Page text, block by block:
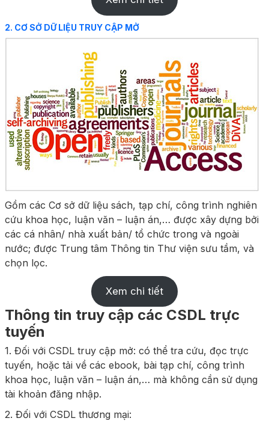
2. CƠ SỞ DỮ LIỆU TRUY CẬP MỞ
Gồm các Cơ sở dữ liệu sách, tạp chí, công trình nghiên
cứu khoa học, luận văn – luận án,… được xây dựng bởi
các cá nhân/ nhà xuất bản/ tổ chức trong và ngoài
nước; được Trung tâm Thông tin Thư viện sưu tầm, và
chọn lọc.
Xem chi tiết
Thông tin truy cập các CSDL trực
tuyến
1. Đối với CSDL truy cập mở: có thể tra cứu, đọc trực
tuyến, hoặc tải về các ebook, bài tạp chí, công trình
khoa học, luận văn – luận án,… mà không cần sử dụng
tài khoản đăng nhập.
2. Đối với CSDL thương mại: